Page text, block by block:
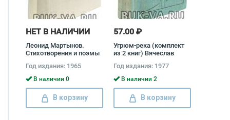
НЕТ В НАЛИЧИИ
Леонид Мартынов.
Стихотворения и поэмы
Леонид Мартынов
Год издания: 1965
В наличии 0
В корзину
57.00 ₽
Угрюм-река (комплект
из 2 книг) Вячеслав
Год издания: 1977
В наличии 2
В корзину